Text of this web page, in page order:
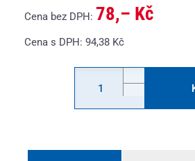
Cena bez DPH: 78,– Kč
Cena s DPH: 94,38 Kč